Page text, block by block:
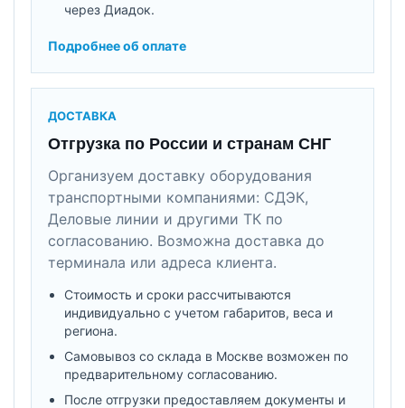
через Диадок.
Подробнее об оплате
ДОСТАВКА
Отгрузка по России и странам СНГ
Организуем доставку оборудования
транспортными компаниями: СДЭК,
Деловые линии и другими ТК по
согласованию. Возможна доставка до
терминала или адреса клиента.
Стоимость и сроки рассчитываются
индивидуально с учетом габаритов, веса и
региона.
Самовывоз со склада в Москве возможен по
предварительному согласованию.
После отгрузки предоставляем документы и